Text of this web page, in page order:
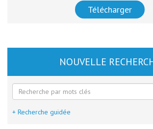
Télécharger
NOUVELLE
+ Recherche guidée